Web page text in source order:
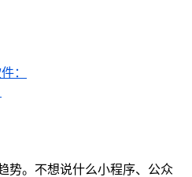
：
势。不想说什么小程序、公众